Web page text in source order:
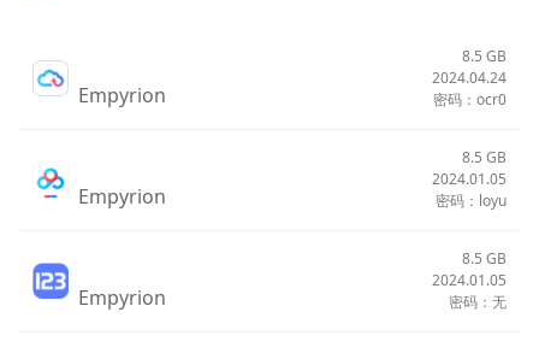
Empyrion
8.5 GB
2024.04.24
密码：ocr0
Empyrion
8.5 GB
2024.01.05
密码：loyu
Empyrion
8.5 GB
2024.01.05
密码：无